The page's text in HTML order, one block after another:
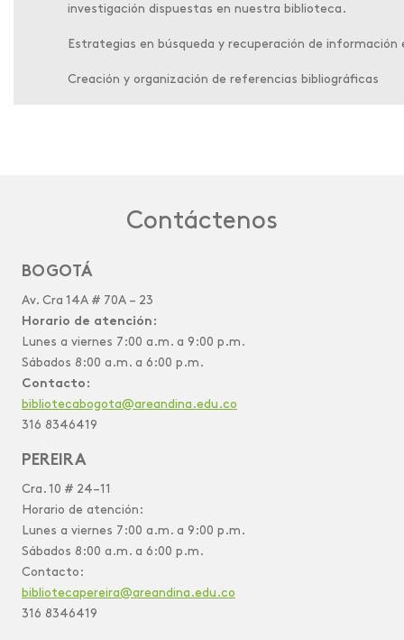
investigación dispuestas en nuestra biblioteca.
Estrategias en búsqueda y recuperación de información
Creación y organización de referencias bibliográficas
Contáctenos
BOGOTÁ
Av. Cra 14A # 70A – 23
Horario de atención:
Lunes a viernes 7:00 a.m. a 9:00 p.m.
Sábados 8:00 a.m. a 6:00 p.m.
Contacto:
bibliotecabogota@areandina.edu.co
316 8346419
PEREIRA
Cra. 10 # 24–11
Horario de atención:
Lunes a viernes 7:00 a.m. a 9:00 p.m.
Sábados 8:00 a.m. a 6:00 p.m.
Contacto:
bibliotecapereira@areandina.edu.co
316 8346419